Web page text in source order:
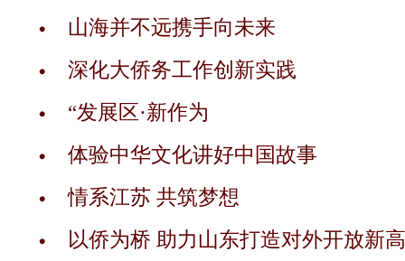
山海并不远携手向未来
深化大侨务工作创新实践
“发展区·新作为
体验中华文化讲好中国故事
情系江苏 共筑梦想
以侨为桥 助力山东打造对外开放新